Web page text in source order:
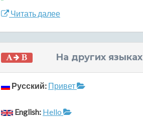
Читать далее
На других языках
Русский: Привет
English: Hello